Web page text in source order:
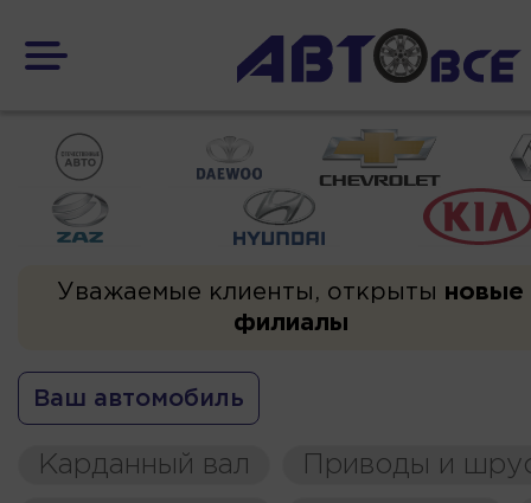
Уважаемые клиенты, открыты новые
филиалы
Ваш автомобиль
Карданный вал
Приводы и